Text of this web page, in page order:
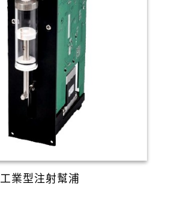
工業型注射幫浦